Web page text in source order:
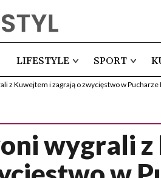
LIFESTYLE SPORT
z Kuwejtem i zagrają o zwycięstwo w Pucharze
wygrali